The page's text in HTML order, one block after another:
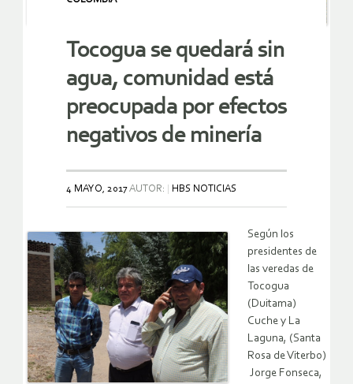
Tocogua se quedará sin
agua, comunidad está
preocupada por efectos
negativos de minería
4 MAYO, 2017AUTOR: HBS NOTICIAS
Según los
presidentes de
las veredas de
Tocogua
(Duitama)
Cuche y La
Laguna, (Santa
Rosa de Viterbo)
Jorge Fonseca,